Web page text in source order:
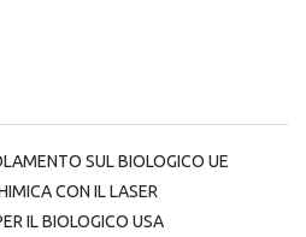
SUL BIOLOGICO UE
CON IL LASER
IL BIOLOGICO USA